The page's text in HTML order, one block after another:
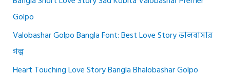
Golpo
Valobashar Golpo Bangla Font: Best Love Story ভালবাসার
গল্প
Heart Touching Love Story Bangla Bhalobashar Golpo